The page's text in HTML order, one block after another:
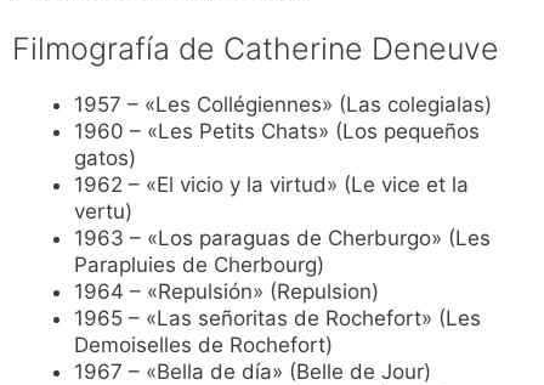
Filmografía de Catherine Deneuve
1957 – «Les Collégiennes» (Las colegialas)
1960 – «Les Petits Chats» (Los pequeños
gatos)
1962 – «El vicio y la virtud» (Le vice et la
vertu)
1963 – «Los paraguas de Cherburgo» (Les
Parapluies de Cherbourg)
1964 – «Repulsión» (Repulsion)
1965 – «Las señoritas de Rochefort» (Les
Demoiselles de Rochefort)
1967 – «Bella de día» (Belle de Jour)